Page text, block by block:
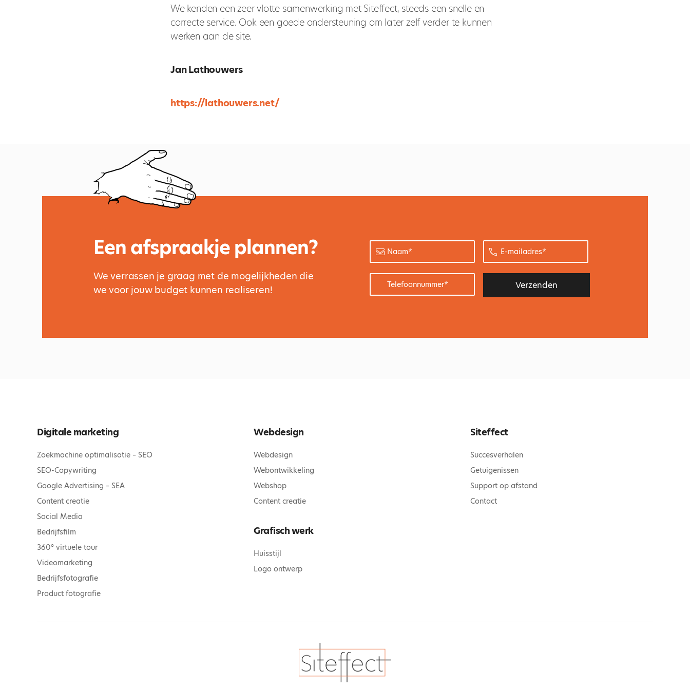
We kenden een zeer vlotte samenwerking met Siteffect, steeds een snelle en
correcte service. Ook een goede ondersteuning om later zelf verder te kunnen
werken aan de site.
Jan Lathouwers
https://lathouwers.net/
Een afspraakje plannen?
We verrassen je graag met de mogelijkheden die
we voor jouw budget kunnen realiseren!
mailadres *
Digitale marketing
Zoekmachine optimalisatie – SEO
SEO-Copywriting
Google Advertising – SEA
Content creatie
Social Media
Bedrijfsfilm
360° virtuele tour
Videomarketing
Bedrijfsfotografie
Product fotografie
Webdesign
Webdesign
Webontwikkeling
Webshop
Content creatie
Grafisch werk
Huisstijl
Logo ontwerp
Siteffect
Succesverhalen
Getuigenissen
Support op afstand
Contact